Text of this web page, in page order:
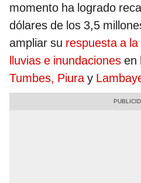
momento ha logrado
dólares de los 3,5
ampliar su respuesta a
lluvias e inundaciones en
Tumbes, Piuray